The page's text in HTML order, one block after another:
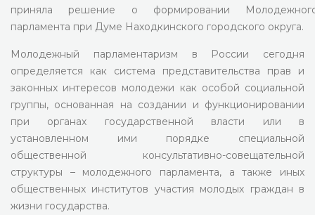
приняла решение о формировании
парламента при Думе Находкинского городского округа.
Молодежный парламентаризм в России сегодня
определяется как система представительства прав и
законных интересов молодежи как особой социальной
группы, основанная на создании и функционировании
при органах государственной власти или в
установленном ими порядке специальной
общественной консультативно-совещательной
структуры – молодежного парламента, а также иных
общественных институтов участия молодых граждан в
жизни государства.